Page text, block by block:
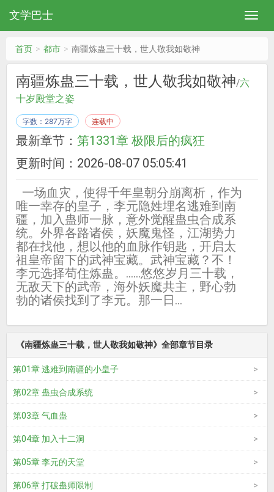
文学巴士
首页 都市 南疆炼蛊三十载，世人敬我如敬神
南疆炼蛊三十载，世人敬我如敬神/六
十岁殿堂之姿
字数：287万字 连载中
最新章节： 第1331章 极限后的疯狂
更新时间：2026-08-07 05:05:41
一场血灾，使得千年皇朝分崩离析，作为
唯一幸存的皇子，李元隐姓埋名逃难到南
疆，加入蛊师一脉，意外觉醒蛊虫合成系
统。外界各路诸侯，妖魔鬼怪，江湖势力
都在找他，想以他的血脉作钥匙，开启太
祖皇帝留下的武神宝藏。武神宝藏？不！
李元选择苟住炼蛊。……悠悠岁月三十载，
无敌天下的武帝，海外妖魔共主，野心勃
勃的诸侯找到了李元。那一日...
《南疆炼蛊三十载，世人敬我如敬神》全部章节目录
第01章 逃难到南疆的小皇子
第02章 蛊虫合成系统
第03章 气血蛊
第04章 加入十二洞
第05章 李元的天堂
第06章 打破蛊师限制